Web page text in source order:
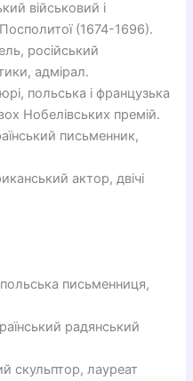
військовий і
(1674-1696).
російський
адмірал.
польська і французька
Нобелівських премій.
письменник,
актор, двічі
письменниця,
радянський
скульптор, лауреат